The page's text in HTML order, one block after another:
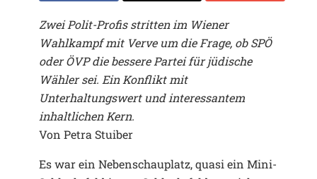
Zwei Polit-Profis stritten im Wiener
Wahlkampf mit Verve um die Frage, ob SPÖ
oder ÖVP die bessere Partei für jüdische
Wähler sei. Ein Konflikt mit
Unterhaltungswert und interessantem
inhaltlichen Kern.
Von Petra Stuiber
Es war ein Nebenschauplatz, quasi ein Mini-